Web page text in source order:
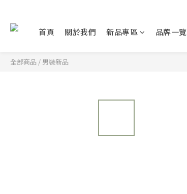
首頁 關於我們 新品專區 品牌一覽
全部商品 / 男裝新品